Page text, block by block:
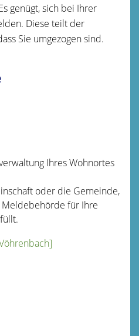
genügt, sich bei Ihrer
Diese teilt der
Sie umgezogen sind.
Ihres Wohnortes
oder die Gemeinde,
für Ihre